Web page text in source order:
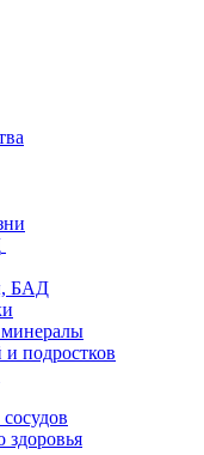
БАД
подростков
здоровья